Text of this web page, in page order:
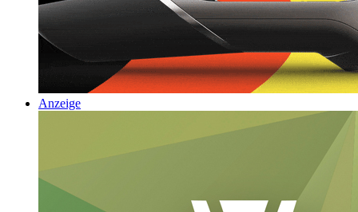
Anzeige